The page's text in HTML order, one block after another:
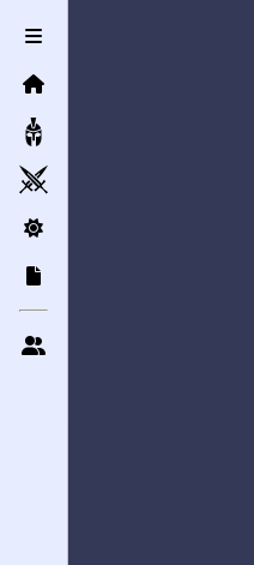
Контактная информация
Сообщение